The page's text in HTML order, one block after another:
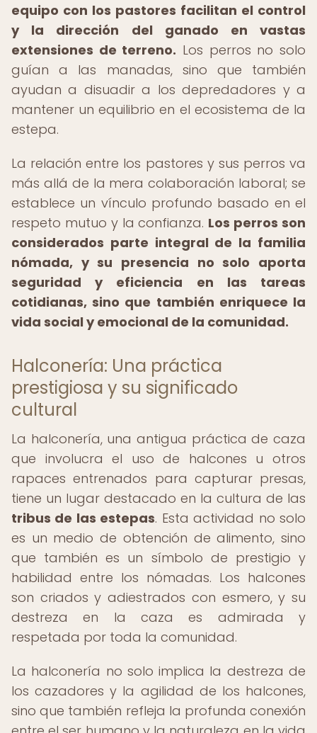
equipo con los pastores facilitan el control
y la dirección del ganado en vastas
extensiones de terreno. Los perros no solo
guían a las manadas, sino que también
ayudan a disuadir a los depredadores y a
mantener un equilibrio en el ecosistema de la
estepa.
La relación entre los pastores y sus perros va
más allá de la mera colaboración laboral; se
establece un vínculo profundo basado en el
respeto mutuo y la confianza. Los perros son
considerados parte integral de la familia
nómada, y su presencia no solo aporta
seguridad y eficiencia en las tareas
cotidianas, sino que también enriquece la
vida social y emocional de la comunidad.
Halconería: Una práctica
prestigiosa y su significado
cultural
La halconería, una antigua práctica de caza
que involucra el uso de halcones u otros
rapaces entrenados para capturar presas,
tiene un lugar destacado en la cultura de las
tribus de las estepas. Esta actividad no solo
es un medio de obtención de alimento, sino
que también es un símbolo de prestigio y
habilidad entre los nómadas. Los halcones
son criados y adiestrados con esmero, y su
destreza en la caza es admirada y
respetada por toda la comunidad.
La halconería no solo implica la destreza de
los cazadores y la agilidad de los halcones,
sino que también refleja la profunda conexión